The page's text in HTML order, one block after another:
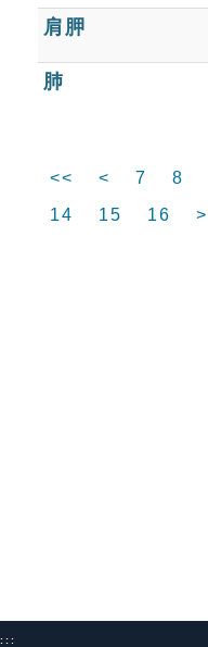
肩胛
肺
<< < 7 8
14
15 16 >
:::